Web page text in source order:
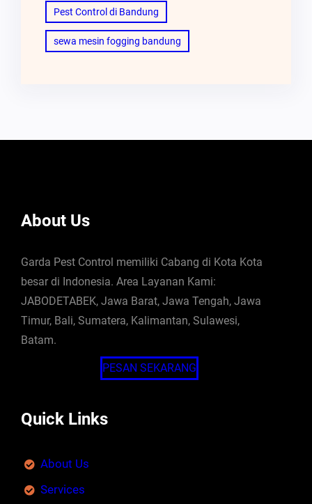
Pest Control di Bandung
sewa mesin fogging bandung
About Us
Garda Pest Control memiliki Cabang di Kota Kota
besar di Indonesia. Area Layanan Kami:
JABODETABEK, Jawa Barat, Jawa Tengah, Jawa
Timur, Bali, Sumatera, Kalimantan, Sulawesi,
Batam.
PESAN SEKARANG
Quick Links
About Us
Services